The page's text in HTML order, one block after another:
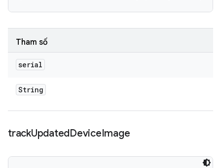
Tham số
serial
String
trackUpdatedDeviceImage